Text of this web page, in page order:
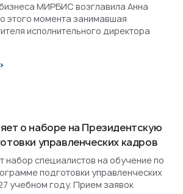
МИРБИС возглавила Анна
этого момента занимавшая
исполнительного директора
о наборе на Президентскую
управленческих кадров
специалистов на обучение по
подготовки управленческих
учебном году. Прием заявок